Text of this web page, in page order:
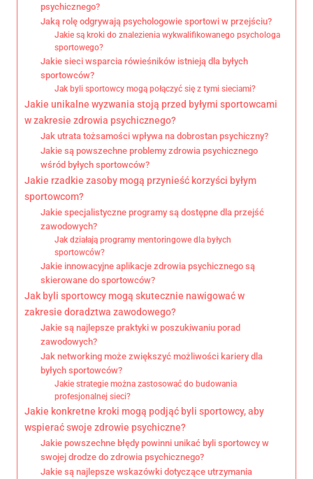
psychicznego?
Jaką rolę odgrywają psychologowie sportowi w przejściu?
Jakie są kroki do znalezienia wykwalifikowanego psychologa
sportowego?
Jakie sieci wsparcia rówieśników istnieją dla byłych
sportowców?
Jak byli sportowcy mogą połączyć się z tymi sieciami?
Jakie unikalne wyzwania stoją przed byłymi sportowcami
w zakresie zdrowia psychicznego?
Jak utrata tożsamości wpływa na dobrostan psychiczny?
Jakie są powszechne problemy zdrowia psychicznego
wśród byłych sportowców?
Jakie rzadkie zasoby mogą przynieść korzyści byłym
sportowcom?
Jakie specjalistyczne programy są dostępne dla przejść
zawodowych?
Jak działają programy mentoringowe dla byłych
sportowców?
Jakie innowacyjne aplikacje zdrowia psychicznego są
skierowane do sportowców?
Jak byli sportowcy mogą skutecznie nawigować w
zakresie doradztwa zawodowego?
Jakie są najlepsze praktyki w poszukiwaniu porad
zawodowych?
Jak networking może zwiększyć możliwości kariery dla
byłych sportowców?
Jakie strategie można zastosować do budowania
profesjonalnej sieci?
Jakie konkretne kroki mogą podjąć byli sportowcy, aby
wspierać swoje zdrowie psychiczne?
Jakie powszechne błędy powinni unikać byli sportowcy w
swojej drodze do zdrowia psychicznego?
Jakie są najlepsze wskazówki dotyczące utrzymania